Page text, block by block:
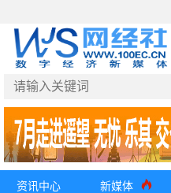
资讯中心 新媒体